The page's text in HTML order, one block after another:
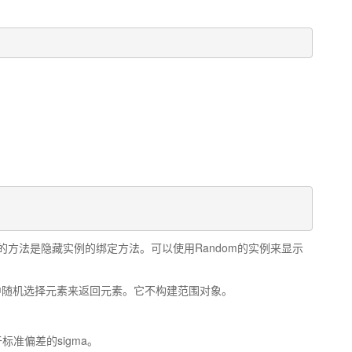
法是隐藏实例的绑定方法。可以使用Random的实例来显示
选择元素来返回元素。它不构建范围对象。
准偏差的sigma。